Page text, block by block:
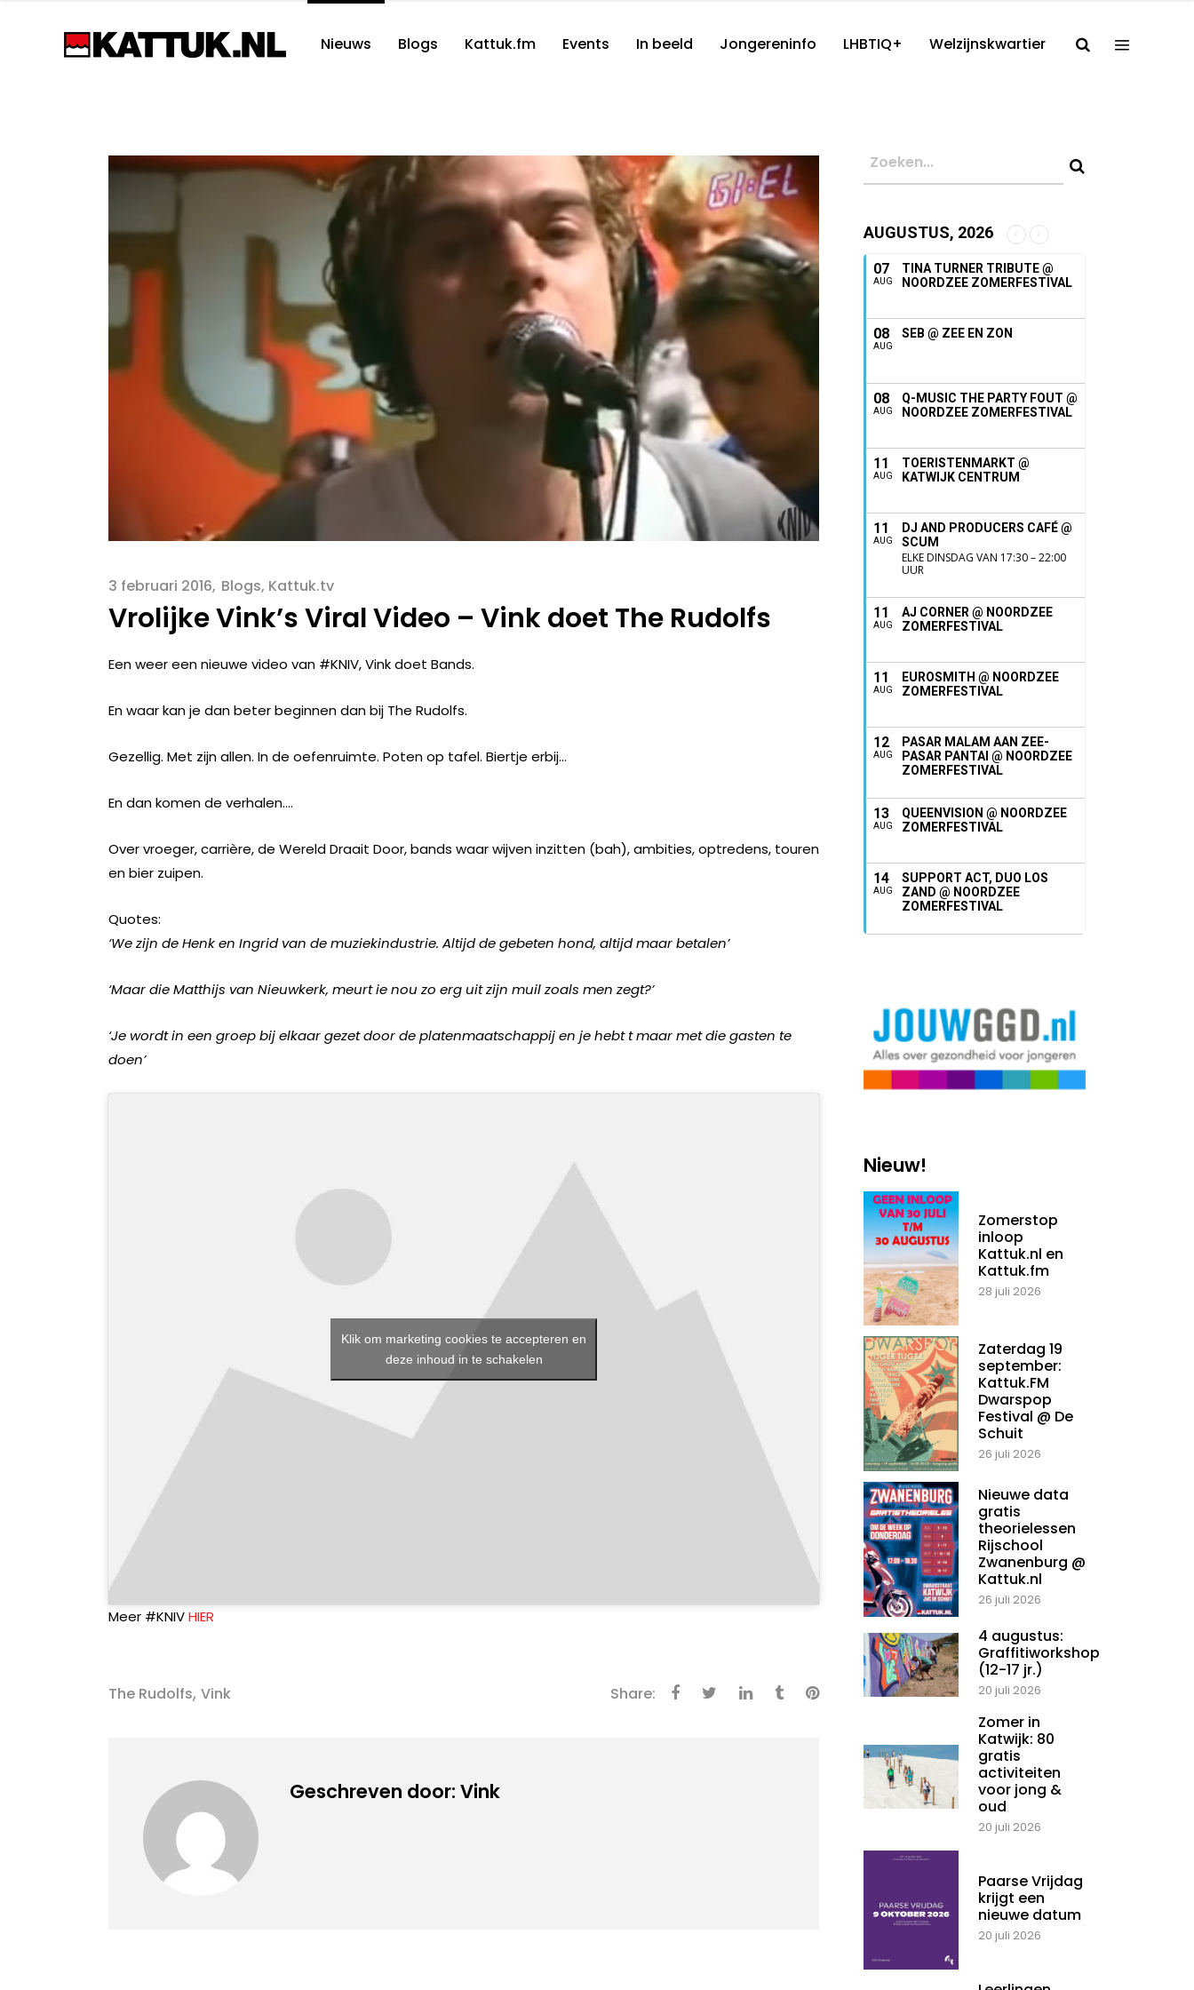
Nieuws Blogs Kattuk.fm Events In beeld Jongereninfo LHBTIQ+ Welzijnskwartier
3 februari 2016 Blogs, Kattuk.tv
Vrolijke Vink’s Viral Video – Vink doet The Rudolfs
Een weer een nieuwe video van #KNIV, Vink doet Bands.
En waar kan je dan beter beginnen dan bij The Rudolfs.
Gezellig. Met zijn allen. In de oefenruimte. Poten op tafel. Biertje erbij…
En dan komen de verhalen….
Over vroeger, carrière, de Wereld Draait Door, bands waar wijven inzitten (bah), ambities, optredens, touren
en bier zuipen.
Quotes:
‘We zijn de Henk en Ingrid van de muziekindustrie. Altijd de gebeten hond, altijd maar betalen’
‘Maar die Matthijs van Nieuwkerk, meurt ie nou zo erg uit zijn muil zoals men zegt?’
‘Je wordt in een groep bij elkaar gezet door de platenmaatschappij en je hebt t maar met die gasten te
doen’
Klik om marketing cookies te accepteren en
deze inhoud in te schakelen
Meer #KNIVHIER
The Rudolfs, Vink Share:
Geschreven door: Vink
AUGUSTUS, 2026
07
AUG
TINA TURNER TRIBUTE @
NOORDZEE ZOMERFESTIVAL
08
AUG
SEB @ ZEE EN ZON
08
AUG
Q-MUSIC THE PARTY FOUT @
NOORDZEE ZOMERFESTIVAL
11
AUG
TOERISTENMARKT @
KATWIJK CENTRUM
11
AUG
DJ AND PRODUCERS CAFÉ @
SCUM
ELKE DINSDAG VAN 17:30 – 22:00
UUR
11
AUG
AJ CORNER @ NOORDZEE
ZOMERFESTIVAL
11
AUG
EUROSMITH @ NOORDZEE
ZOMERFESTIVAL
12
AUG
PASAR MALAM AAN ZEE-
PASAR PANTAI @ NOORDZEE
ZOMERFESTIVAL
13
AUG
QUEENVISION @ NOORDZEE
ZOMERFESTIVAL
14
AUG
SUPPORT ACT, DUO LOS
ZAND @ NOORDZEE
ZOMERFESTIVAL
Nieuw!
Zomerstop
inloop
Kattuk.nl en
Kattuk.fm
28 juli 2026
Zaterdag 19
september:
Kattuk.FM
Dwarspop
Festival @ De
Schuit
26 juli 2026
Nieuwe data
gratis
theorielessen
Rijschool
Zwanenburg @
Kattuk.nl
26 juli 2026
4 augustus:
Graffitiworkshop
(12-17 jr.)
20 juli 2026
Zomer in
Katwijk: 80
gratis
activiteiten
voor jong &
oud
20 juli 2026
Paarse Vrijdag
krijgt een
nieuwe datum
20 juli 2026